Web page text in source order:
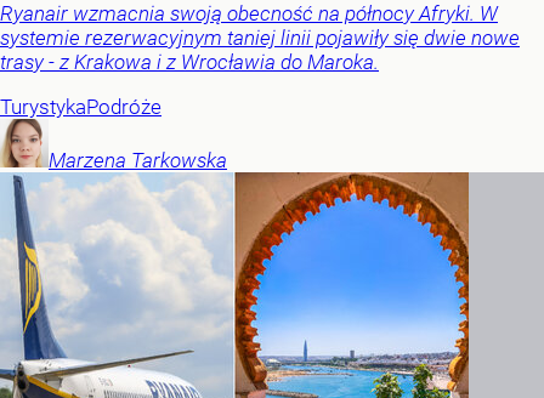
Ryanair wzmacnia swoją obecność na północy Afryki. W
systemie rezerwacyjnym taniej linii pojawiły się dwie nowe
trasy - z Krakowa i z Wrocławia do Maroka.
TurystykaPodróże
Marzena Tarkowska